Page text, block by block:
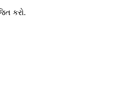
કરો.